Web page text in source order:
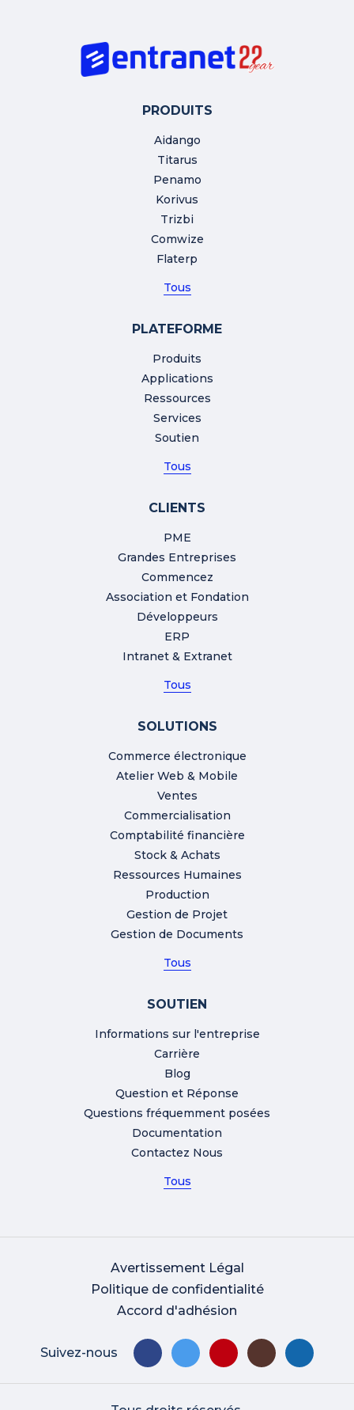
PRODUITS
Aidango
Titarus
Penamo
Korivus
Trizbi
Comwize
Flaterp
Tous
PLATEFORME
Produits
Applications
Ressources
Services
Soutien
Tous
CLIENTS
PME
Grandes Entreprises
Commencez
Association et Fondation
Développeurs
ERP
Intranet & Extranet
Tous
SOLUTIONS
Commerce électronique
Atelier Web & Mobile
Ventes
Commercialisation
Comptabilité financière
Stock & Achats
Ressources Humaines
Production
Gestion de Projet
Gestion de Documents
Tous
SOUTIEN
Informations sur l'entreprise
Carrière
Blog
Question et Réponse
Questions fréquemment posées
Documentation
Contactez Nous
Tous
Avertissement Légal
Politique de confidentialité
Accord d'adhésion
Suivez-nous